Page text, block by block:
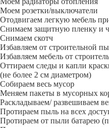
Моем розетки/выключатели
Отодвигаем легкую мебель
Снимаем защитную пленку и
Снимаем скотч
Избавляем от строительной
Избавляем мебель от
Оттираем следы и капли
(не более 2 см диаметром)
Собираем весь мусор
Меняем пакеты в мусорных
Раскладываем/ развешиваем
Протираем пыль на всех
Протираем от пыли батарею